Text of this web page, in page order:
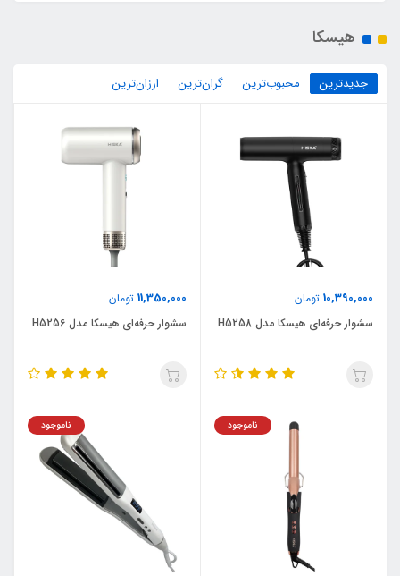
هیسکا
جدیدترین محبوب‌ترین گران‌ترین ارزان‌ترین
10,390,000 تومان
سشوار حرفه‌ای هیسکا مدل H5258
11,350,000 تومان
سشوار حرفه‌ای هیسکا مدل H5256
ناموجود ناموجود